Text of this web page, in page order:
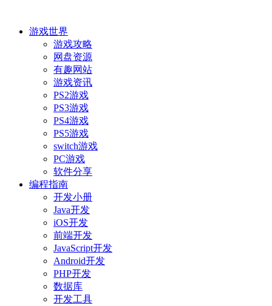
游戏世界
游戏攻略
网盘资源
有趣网站
游戏资讯
PS2游戏
PS3游戏
PS4游戏
PS5游戏
switch游戏
PC游戏
软件分享
编程指南
开发小册
Java开发
iOS开发
前端开发
JavaScript开发
Android开发
PHP开发
数据库
开发工具